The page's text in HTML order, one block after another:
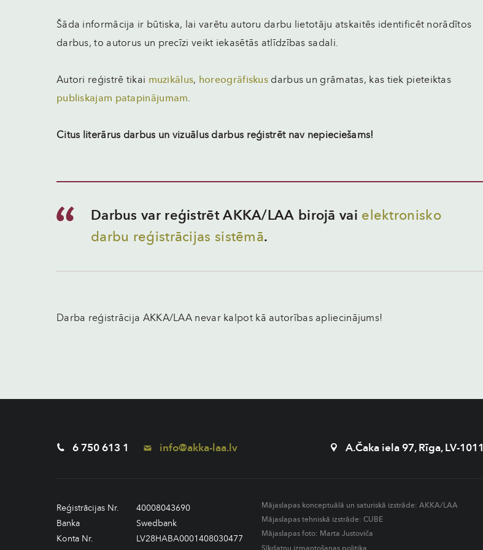
Šāda informācija ir būtiska, lai varētu autoru darbu lietotāju atskaitēs identificēt norādītos
darbus, to autorus un precīzi veikt iekasētās atlīdzības sadali.
Autori reģistrē tikai muzikālus, horeogrāfiskus darbus un grāmatas, kas tiek pieteiktas
publiskajam patapinājumam.
Citus literārus darbus un vizuālus darbus reģistrēt nav nepieciešams!
Darbus var reģistrēt AKKA/LAA birojā vai elektronisko
darbu reģistrācijas sistēmā.
Darba reģistrācija AKKA/LAA nevar kalpot kā autorības apliecinājums!
6 750 613 1 info@akka-laa.lv A.Čaka iela 97, Rīga, LV-1011
Reģistrācijas Nr.
40008043690
Banka
Swedbank
Konta Nr.
LV28HABA0001408030477
Mājaslapas konceptuālā un saturiskā izstrāde: AKKA/LAA
Mājaslapas tehniskā izstrāde: CUBE
Mājaslapas foto: Marta Justoviča